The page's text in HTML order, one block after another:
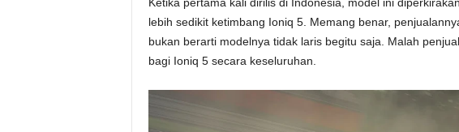
lebih sedikit ketimbang Ioniq 5. Memang benar,
bukan berarti modelnya tidak laris begitu saja. Malah
bagi Ioniq 5 secara keseluruhan.